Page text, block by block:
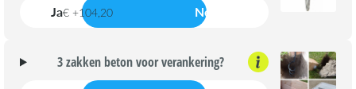
Ja€ +104,20 Nee
3 zakken beton voor verankering?